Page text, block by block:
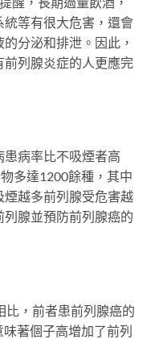
統等有很大危害，還會
分泌和排泄。因此，
列腺炎症的人更應完
病率比不吸煙者高
多達1200餘種，其中
越多前列腺受危害越
腺並預防前列腺癌的
，前者患前列腺癌的
著個子高增加了前列